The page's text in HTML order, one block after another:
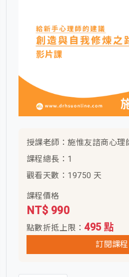
授課老師：施惟友諮商心理
課程總長：1
觀看天數：19750 天
課程價格
NT$ 990
點數折抵上限： 495 點
訂閱課程